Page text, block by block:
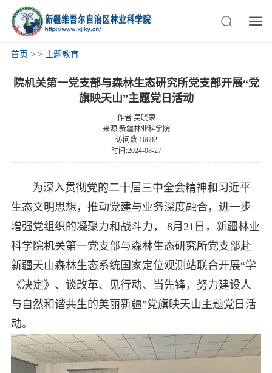
首页 > > 主题教育
院机关第一党支部与森林生态研究所党支部开展“党
旗映天山”主题党日活动
作者:吴晓荣
来源:新疆林业科学院
访问数:16692
时间:2024-08-27
为深入贯彻党的二十届三中全会精神和习近平
生态文明思想，推动党建与业务深度融合，进一步
增强党组织的凝聚力和战斗力， 8月21日，新疆林业
科学院机关第一党支部与森林生态研究所党支部赴
新疆天山森林生态系统国家定位观测站联合开展“学
《决定》、谈改革、见行动、当先锋，努力建设人
与自然和谐共生的美丽新疆”党旗映天山主题党日活
动。